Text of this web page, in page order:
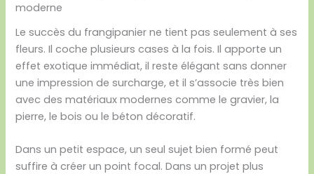
moderne
Le succès du frangipanier ne tient pas seulement à ses
fleurs. Il coche plusieurs cases à la fois. Il apporte un
effet exotique immédiat, il reste élégant sans donner
une impression de surcharge, et il s’associe très bien
avec des matériaux modernes comme le gravier, la
pierre, le bois ou le béton décoratif.
Dans un petit espace, un seul sujet bien formé peut
suffire à créer un point focal. Dans un projet plus